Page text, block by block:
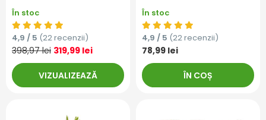
În stoc
4,9 / 5 (22 recenzii)
398,97 lei 319,99 lei
VIZUALIZEAZĂ
În stoc
4,9 / 5 (22 recenzii)
78,99 lei
ÎN COȘ